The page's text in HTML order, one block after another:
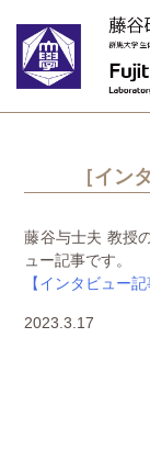
［イン
藤谷与士夫 教授
ュー記事です。
【インタビュー
2023.3.17